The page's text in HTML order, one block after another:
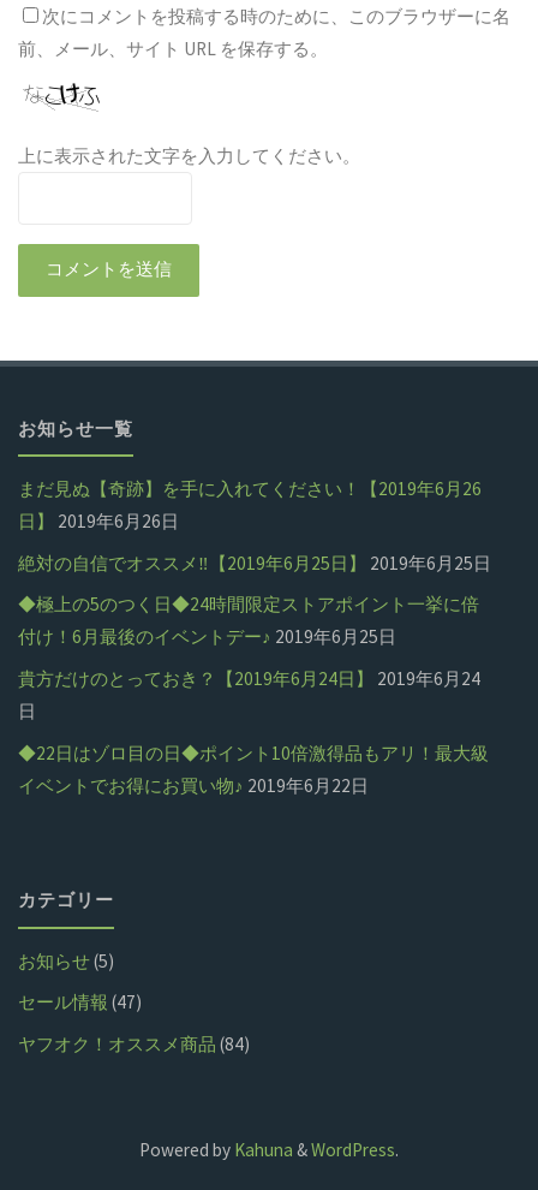
次にコメントを投稿する時のために、このブラウザーに名
前、メール、サイト URL を保存する。
上に表示された文字を入力してください。
お知らせ一覧
まだ見ぬ【奇跡】を手に入れてください！【2019年6月26
日】
2019年6月26日
絶対の自信でオススメ‼【2019年6月25日】
2019年6月25日
◆極上の5のつく日◆24時間限定ストアポイント一挙に倍
付け！6月最後のイベントデー♪ 2019年6月25日
貴方だけのとっておき？【2019年6月24日】
2019年6月24
日
◆22日はゾロ目の日◆ポイント10倍激得品もアリ！最大級
イベントでお得にお買い物♪ 2019年6月22日
カテゴリー
お知らせ(5)
セール情報 (47)
ヤフオク！オススメ商品 (84)
Powered by Kahuna &WordPress.